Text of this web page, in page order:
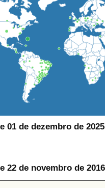
01 de dezembro de
22 de novembro de